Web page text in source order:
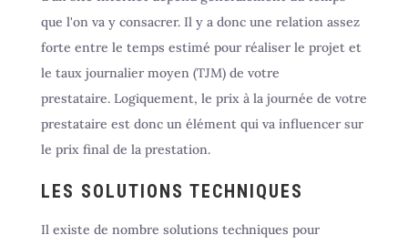
que l'on va y consacrer. Il y a donc une relation assez
forte entre le temps estimé pour réaliser le projet et
le taux journalier moyen (TJM) de votre
prestataire. Logiquement, le prix à la journée de votre
prestataire est donc un élément qui va influencer sur
le prix final de la prestation.
LES SOLUTIONS TECHNIQUES
Il existe de nombre solutions techniques pour